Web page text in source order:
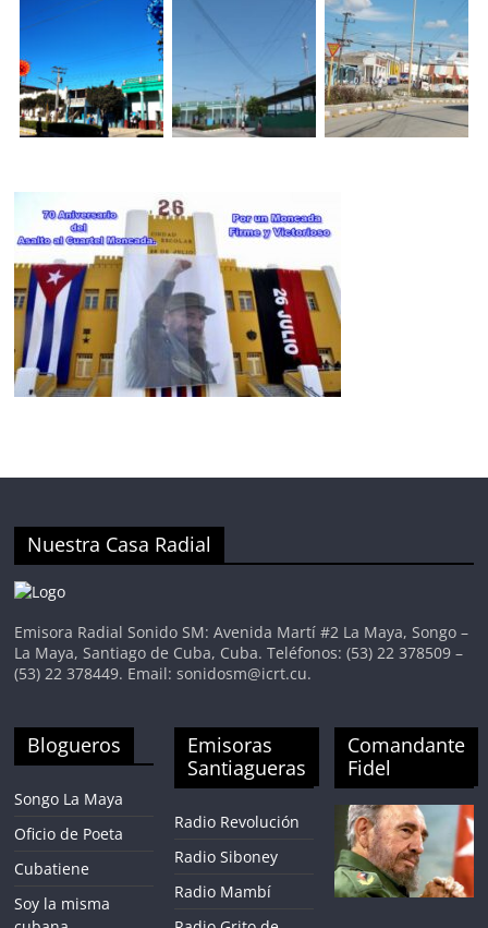
Nuestra Casa Radial
Emisora Radial Sonido SM: Avenida Martí #2 La Maya, Songo –
La Maya, Santiago de Cuba, Cuba. Teléfonos: (53) 22 378509 –
(53) 22 378449. Email: sonidosm@icrt.cu.
Blogueros
Songo La Maya
Oficio de Poeta
Cubatiene
Soy la misma
Emisoras
Santiagueras
Radio Revolución
Radio Siboney
Radio Mambí
Comandante
Fidel